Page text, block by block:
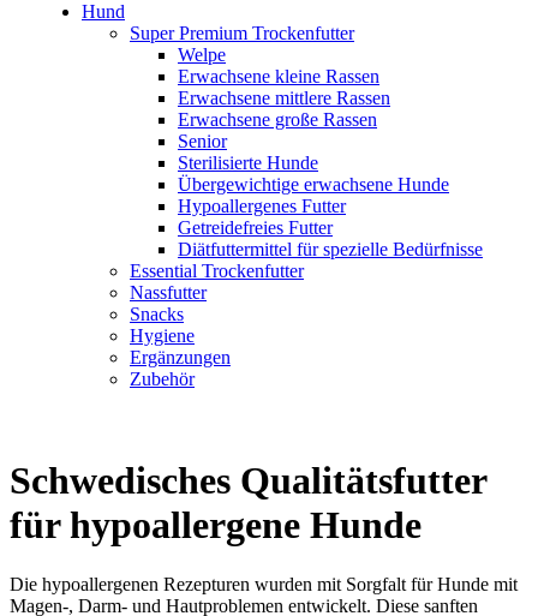
Hund
Super Premium Trockenfutter
Welpe
Erwachsene kleine Rassen
Erwachsene mittlere Rassen
Erwachsene große Rassen
Senior
Sterilisierte Hunde
Übergewichtige erwachsene Hunde
Hypoallergenes Futter
Getreidefreies Futter
Diätfuttermittel für spezielle Bedürfnisse
Essential Trockenfutter
Nassfutter
Snacks
Hygiene
Ergänzungen
Zubehör
Schwedisches Qualitätsfutter
für hypoallergene Hunde
Die hypoallergenen Rezepturen wurden mit Sorgfalt für Hunde mit
Magen-, Darm- und Hautproblemen entwickelt. Diese sanften